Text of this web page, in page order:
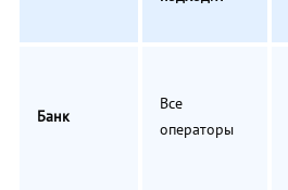
Банк
Все
операторы